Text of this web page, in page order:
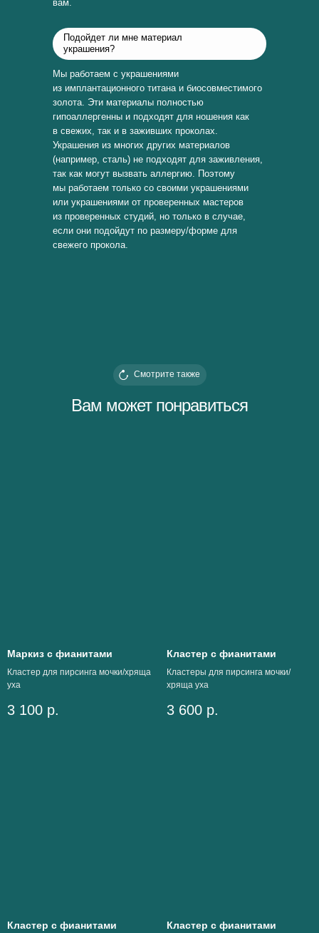
вам.
Подойдет ли мне материал
украшения?
Мы работаем с украшениями
из имплантационного титана и биосовместимого
золота. Эти материалы полностью
гипоаллергенны и подходят для ношения как
в свежих, так и в заживших проколах.
Украшения из многих других материалов
(например, сталь) не подходят для заживления,
так как могут вызвать аллергию. Поэтому
мы работаем только со своими украшениями
или украшениями от проверенных мастеров
из проверенных студий, но только в случае,
если они подойдут по размеру/форме для
свежего прокола.
Вам может понравиться
Смотрите также
Маркиз с фианитами
Кластер для пирсинга мочки/хряща
уха
3 100 р.
Кластер с фианитами
Кластеры для пирсинга мочки/
хряща уха
3 600 р.
Кластер с фианитами Кластер с фианитами